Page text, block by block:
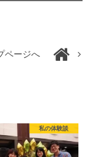
ページへ
私の体験談